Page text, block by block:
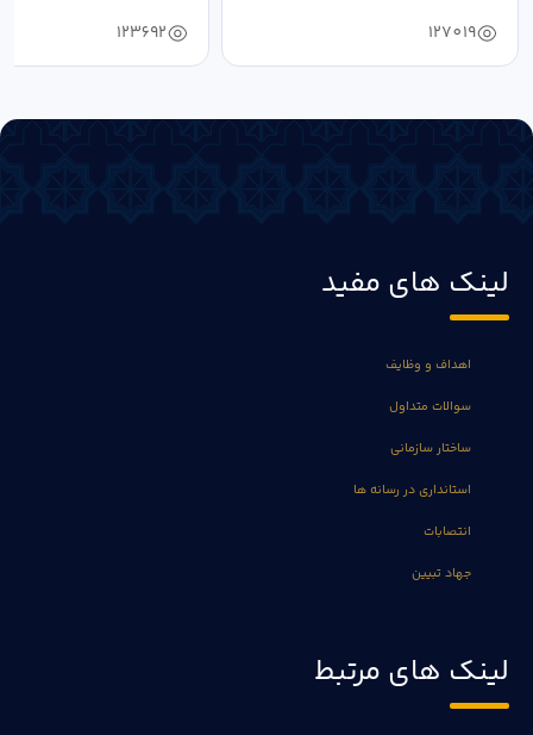
127019
123692
لینک های مفید
اهداف و وظایف
سوالات متداول
ساختار سازمانی
استانداری در رسانه ها
انتصابات
جهاد تبیین
لینک های مرتبط